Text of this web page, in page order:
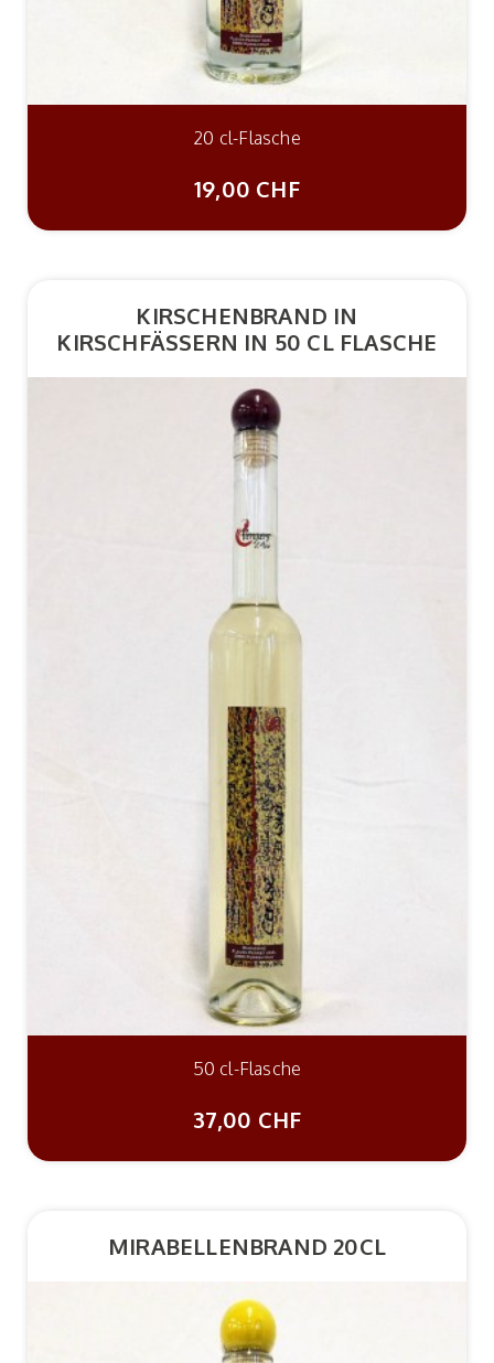
20 cl-Flasche
19,00 CHF
KIRSCHENBRAND IN
KIRSCHFÄSSERN IN 50 CL FLASCHE
50 cl-Flasche
37,00 CHF
MIRABELLENBRAND 20CL